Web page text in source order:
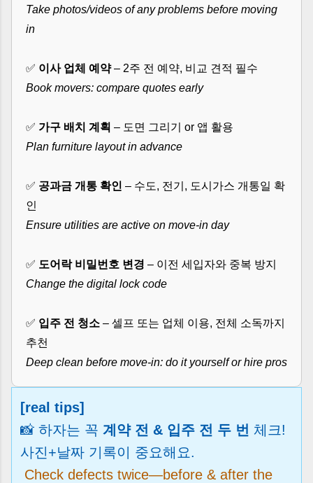
Take photos/videos of any problems before moving
in
✅ 이사 업체 예약– 2주 전 예약, 비교 견적 필수
Book movers: compare quotes early
✅ 가구 배치 계획 – 도면 그리기 or 앱 활용
Plan furniture layout in advance
✅ 공과금 개통 확인 – 수도, 전기, 도시가스 개통일 확
인
Ensure utilities are active on move-in day
✅ 도어락 비밀번호 변경 – 이전 세입자와 중복 방지
Change the digital lock code
✅ 입주 전 청소 – 셀프 또는 업체 이용, 전체 소독까지
추천
Deep clean before move-in: do it yourself or hire pros
[real tips]
📸 하자는 꼭 계약 전 & 입주 전 두 번 체크!
사진+날짜 기록이 중요해요.
Check defects twice—before & after the